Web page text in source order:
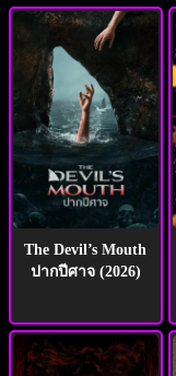
The Devil’s Mouth
ปากปีศาจ (2026)